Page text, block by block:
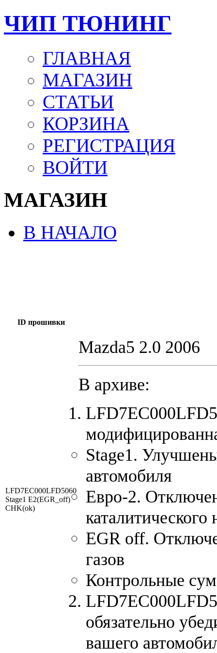
ЧИП ТЮНИНГ
ГЛАВНАЯ
МАГАЗИН
СТАТЬИ
КОРЗИНА
РЕГИСТРАЦИЯ
ВОЙТИ
МАГАЗИН
В НАЧАЛО
ID прошивки
LFD7EC000LFD5060
Stage1 E2(EGR_off)
CHK(ok)
Mazda5 2.0 2006
В архиве:
Stage1.
автомобиля
Евро-2.
каталитического
EGR off.
газов
Контрольные
обязательно
вашего